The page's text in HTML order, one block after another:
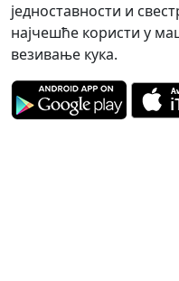
једноставности и
најчешће користи у
везивање кука.